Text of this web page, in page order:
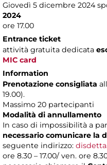
Giovedì 5 dicembre 2024
2024
ore 17.00
Entrance ticket
attività gratuita dedicata
MIC card
Information
Prenotazione consigliata
19.00).
Massimo 20 partecipanti
Modalità di annullamento
In caso di impossibilità a
necessario comunicare la
seguente indirizzo:
ore 8.30 – 17.00/ ven. ore